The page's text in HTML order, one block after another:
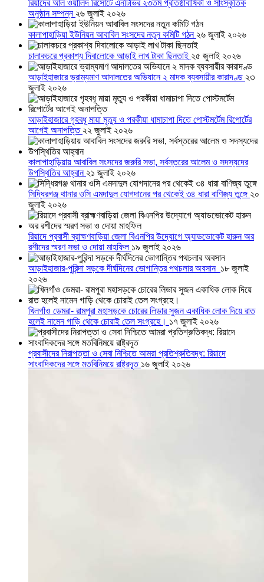
রিয়াদের আল ওয়ালিদ রিসোর্টে এনটিভির ২৩তম প্রতিষ্ঠাবার্ষিকী ও সাংস্কৃতিক
অনুষ্ঠান সম্পন্ন ২৬ জুলাই ২০২৬
কালাপাহাড়িয়া ইউনিয়ন আবাবিল সংসদের নতুন কমিটি গঠন ২৬ জুলাই ২০২৬
চালাকচরে প্রকাশ্য দিবালোকে আড়াই লাখ টাকা ছিনতাই ২৫ জুলাই ২০২৬
আড়াইহাজারে ভ্রাম্যমাণ আদালতের অভিযানে ২ মাদক ব্যবসায়ীর কারাদণ্ড ২৩
জুলাই ২০২৬
আড়াইহাজারে গৃহবধূ মায়া মৃত্যু ও পরকীয়া ধামাচাপা দিতে পোস্টমর্টেম রিপোর্টের
আগেই অনাপত্তি ২২ জুলাই ২০২৬
কালাপাহাড়িয়ায় আবাবিল সংসদের জরুরি সভা, সর্বস্তরের আলেম ও সদস্যদের
উপস্থিতির আহ্বান ২১ জুলাই ২০২৬
সিদ্ধিরগঞ্জ থানার ওসি এমদাদুল যোগদানের পর থেকেই ৩৪ ধারা বাণিজ্য তুঙ্গে ২০
জুলাই ২০২৬
রিয়াদে প্রবাসী ব্রাহ্মণবাড়িয়া জেলা বিএনপির উদ্যোগে অ্যাডভোকেট হারুন অর
রশীদের স্মরণ সভা ও দোয়া মাহফিল ১৯ জুলাই ২০২৬
আড়াইহাজার-পুরিন্দা সড়কে দীর্ঘদিনের ভোগান্তির পথচলার অবসান ১৮ জুলাই
২০২৬
খিলগাঁও ডেমরা- রামপুরা মহাসড়কে চোরের লিডার সুজন একাধিক লোক দিয়ে রাত
হলেই নামেন গাড়ি থেকে চোরাই তেল সংগ্রহে। ১৭ জুলাই ২০২৬
প্রবাসীদের নিরাপত্তা ও সেবা নিশ্চিতে আমরা প্রতিশ্রুতিবদ্ধ: রিয়াদে
সাংবাদিকদের সঙ্গে মতবিনিময়ে রাষ্ট্রদূত ১৬ জুলাই ২০২৬